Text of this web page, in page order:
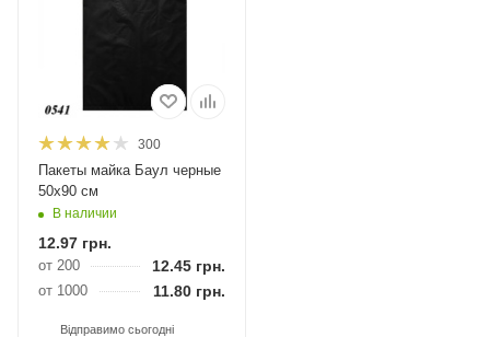
300
Пакеты майка Баул черные
50х90 см
В наличии
12.97 грн.
от 200 12.45 грн.
от 1000 11.80грн.
Відправимо сьогодні